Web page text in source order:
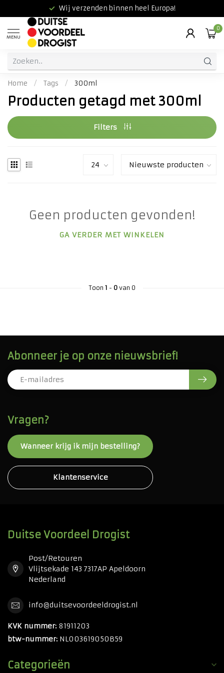
Wij verzenden binnen heel Europa!
MENU
0
Home / Tags / 300ml
Producten getagd met 300ml
Filters
Geen producten gevonden!
GA VERDER MET WINKELEN
Toon 1 - 0van 0
Vragen?
Wanneer krijg ik mijn bestelling?
Klantenservice
Abonneer je op onze nieuwsbrief!
Duitse Voordeel Drogist
Post/Retouren
Vlijtsekade 143 7317AP Apeldoorn
Nederland
info@duitsevoordeeldrogist.nl
KVK nummer: 81911203
btw-nummer: NL003619050B59
Categorieën